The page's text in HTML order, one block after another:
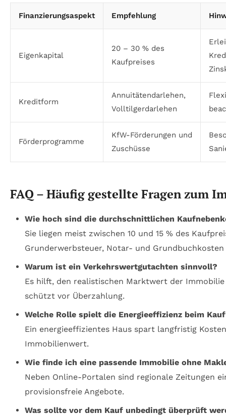
Finanzierungsaspekt Empfehlung
Eigenkapital
20 – 30 % des
Kaufpreises
Kreditform
Annuitätendarlehen,
Volltilgerdarlehen
Förderprogramme
KfW-Förderungen und
Zuschüsse
FAQ – Häufig gestellte Fragen zum
Wie hoch sind die durchschnittlichen
Sie liegen meist zwischen 10 und 15 % des
Grunderwerbsteuer, Notar- und
Warum ist ein Verkehrswertgutachten sinnvoll?
Es hilft, den realistischen Marktwert der
schützt vor Überzahlung.
Welche Rolle spielt die Energieeffizienz beim
Ein energieeffizientes Haus spart langfristig
Immobilienwert.
Wie finde ich eine passende Immobilie ohne
Neben Online-Portalen sind regionale Zeitungen
provisionsfreie Angebote.
Was sollte vor dem Kauf unbedingt überprüft